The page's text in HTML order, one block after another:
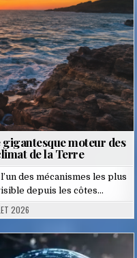
moteur des
de la Terre
des mécanismes les plus
depuis les côtes…
2026